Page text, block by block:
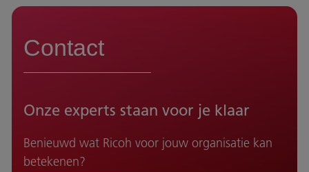
Contact
Onze experts staan voor je klaar
Benieuwd wat Ricoh voor jouw organisatie kan
betekenen?